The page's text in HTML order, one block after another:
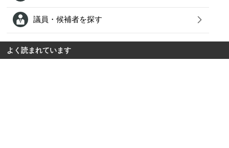
議員・候補者を探す
よく読まれています